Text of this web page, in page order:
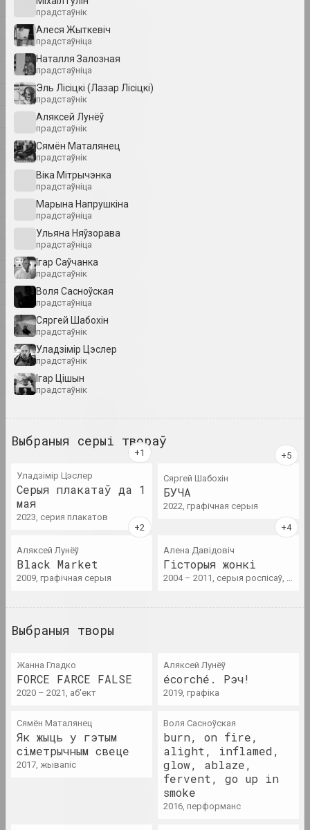
2
А
Б
В
Д
І
Р
С
Т
У
Ф
Ц
1
вынікі года
вынікі года
1926 год
вынікі года
1927 год
вынікі года
1928 год
1930 год
вынікі года
1931 год
вынікі года
1935 год
вынікі года
прадстаўнік
Алеся Жыткевіч
прадстаўніца
Наталля Залозная
прадстаўніца
Эль Лісіцкі (Лазар Лісіцкі)
прадстаўнік
Аляксей Лунёў
прадстаўнік
Сямён Маталянец
прадстаўнік
Вiка Мiтрычэнка
прадстаўніца
Марына Напрушкiна
прадстаўніца
Ульяна Няўзорава
прадстаўніца
Ігар Саўчанка
прадстаўнік
Воля Сасноўская
прадстаўніца
Сяргей Шабохін
прадстаўнік
Уладзімір Цэслер
прадстаўнік
Iгар Цiшын
прадстаўнік
Выбраныя серыі твораў
Уладзімір Цэслер
Серыя плакатаў да 1
мая
2023, серия плакатов
Сяргей Шабохін
БУЧА
2022, графічная серыя
Аляксей Лунёў
Black Market
2009, графічная серыя
Алена Давідовіч
Гісторыя жонкі
2004 – 2011, серыя роспісаў, графічная серыя
Выбраныя творы
Жанна Гладко
FORCE FARCE FALSE
2020 – 2021, аб'ект
Аляксей Лунёў
écorché. Рэч!
2019, графіка
Сямён Маталянец
Як жыць у гэтым
сіметрычным свеце
2017, жывапіс
Воля Сасноўская
burn, on fire,
alight, inflamed,
glow, ablaze,
fervent, go up in
smoke
2016, перформанс